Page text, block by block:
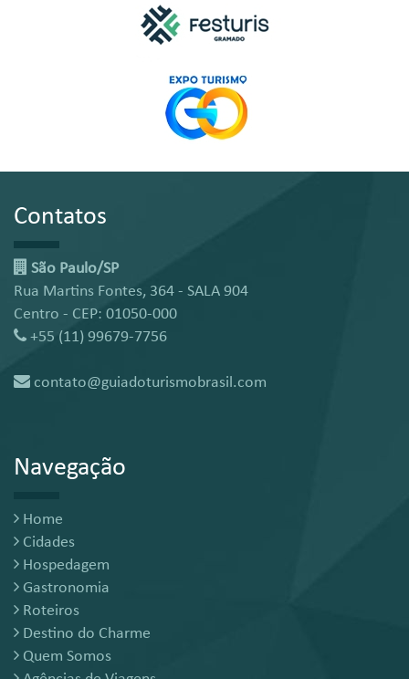
Contatos
São Paulo/SP
Rua Martins Fontes, 364 - SALA 904
Centro - CEP: 01050-000
+55 (11) 99679-7756
contato@guiadoturismobrasil.com
Navegação
Home
Cidades
Hospedagem
Gastronomia
Roteiros
Destino do Charme
Quem Somos